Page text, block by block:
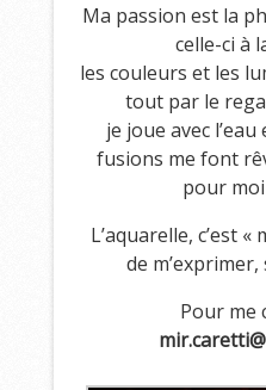
Ma passion est la
celle-ci à
les couleurs et les
tout par le
je joue avec
fusions me font
pour
L’aquarelle, c’est
de
Pour me